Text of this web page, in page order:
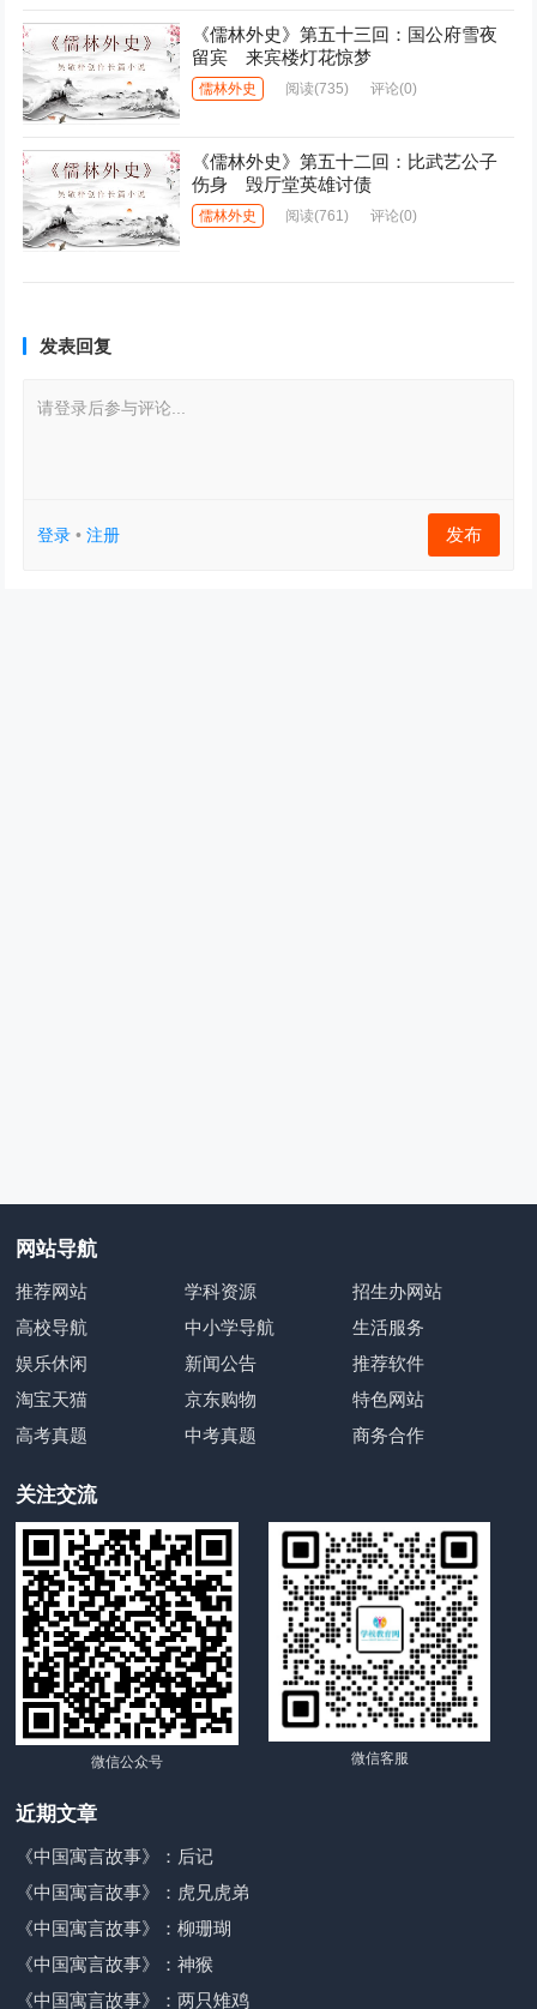
《儒林外史》第五十三回：国公府雪夜
留宾 来宾楼灯花惊梦
儒林外史 阅读(735) 评论(0)
《儒林外史》第五十二回：比武艺公子
伤身 毁厅堂英雄讨债
儒林外史 阅读(761) 评论(0)
发表回复
请登录后参与评论...
登录 •注册 发布
网站导航
推荐网站 学科资源
招生办网站
高校导航
中小学导航
生活服务
娱乐休闲
新闻公告
推荐软件
淘宝天猫
京东购物
特色网站
高考真题
中考真题 商务合作
关注交流
微信公众号 微信客服
近期文章
《中国寓言故事》：后记
《中国寓言故事》：虎兄虎弟
《中国寓言故事》：柳珊瑚
《中国寓言故事》：神猴
《中国寓言故事》：两只雉鸡